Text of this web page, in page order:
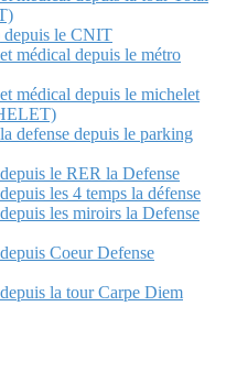
depuis le CNIT
médical depuis le métro
médical depuis le michelet
defense depuis le parking
le RER la Defense
les 4 temps la défense
les miroirs la Defense
Coeur Defense
la tour Carpe Diem